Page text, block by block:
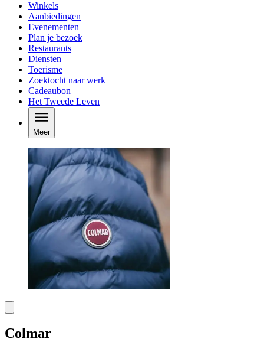
Winkels
Aanbiedingen
Evenementen
Plan je bezoek
Restaurants
Diensten
Toerisme
Zoektocht naar werk
Cadeaubon
Het Tweede Leven
Meer
Colmar